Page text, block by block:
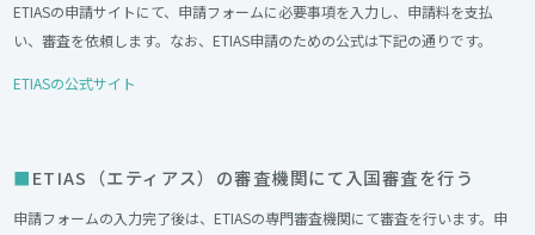
ETIASの申請サイトにて、申請フォームに必要事項を入力し、申請料を支払
い、審査を依頼します。なお、ETIAS申請のための公式は下記の通りです。
ETIASの公式サイト
ETIAS（エティアス）の審査機関にて入国審査を行う
申請フォームの入力完了後は、ETIASの専門審査機関にて審査を行います。申